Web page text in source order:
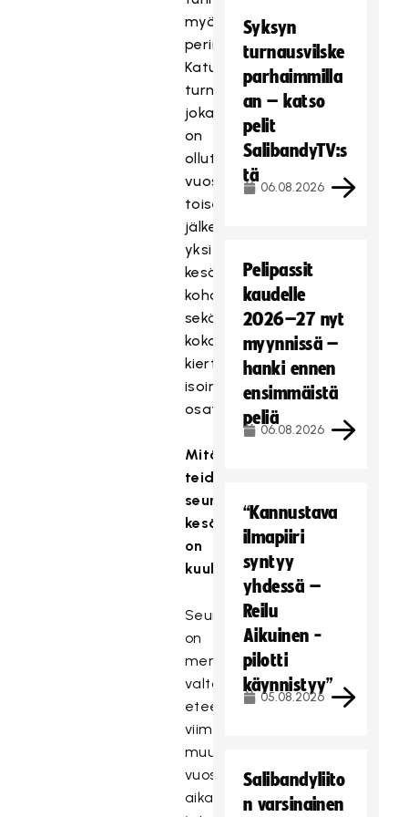
myös
perinteisestä
Katusähly-
turnauksesta,
joka
on
ollut
vuosi
toisensa
jälkeen
yksi
kesän
kohokohdista
sekä
koko
kiertueen
isoin
osaturnaus.
Mitä
teidän
seuran
kesään
on
kuulunut?
Seuramme
on
mennyt
valtavasti
eteenpäin
viimeisten
muutamien
vuosien
aikana,
Syksyn
turnausvilske
parhaimmilla
an – katso
pelit
SalibandyTV:s
tä
06.08.2026
Pelipassit
kaudelle
2026–27 nyt
myynnissä –
hanki ennen
ensimmäistä
peliä
06.08.2026
“Kannustava
ilmapiiri
syntyy
yhdessä –
Reilu
Aikuinen -
pilotti
käynnistyy”
05.08.2026
Salibandyliito
n varsinainen